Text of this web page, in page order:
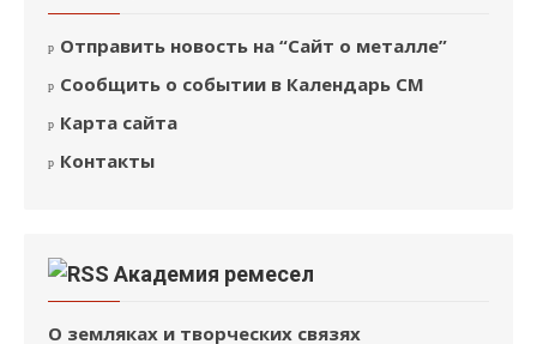
Отправить новость на “Сайт о металле”
Сообщить о событии в Календарь СМ
Карта сайта
Контакты
Академия ремесел
О земляках и творческих связях